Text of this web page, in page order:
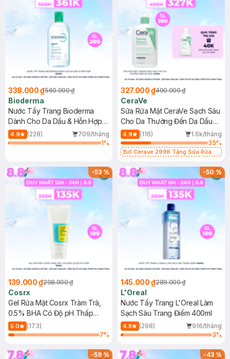
338.000 ₫560.000 ₫
Bioderma
Nước Tẩy Trang Bioderma
Dành Cho Da Dầu & Hỗn Hợp
500ml
4.9 (228)
709/tháng
1%
327.000 ₫490.000 ₫
CeraVe
Sữa Rửa Mặt CeraVe Sạch Sâu
Cho Da Thường Đến Da Dầu
473ml
4.9 (116)
1.6k/tháng
35%
Bill Cerave 299K Tặng Sữa Rửa
-53%
139.000 ₫298.000 ₫
Cosrx
Gel Rửa Mặt Cosrx Tràm Trà,
0.5% BHA Có Độ pH Thấp
150ml
5.0
(173)
7%
-50%
145.000 ₫289.000 ₫
L'Oreal
Nước Tẩy Trang L'Oreal Làm
Sạch Sâu Trang Điểm 400ml
4.8 (298)
916/tháng
3%
-59% -43%